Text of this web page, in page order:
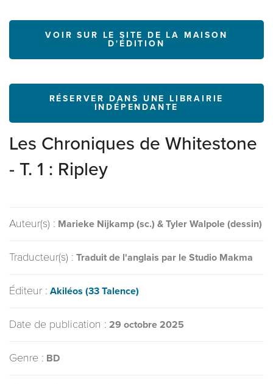
VOIR SUR LE SITE DE LA MAISON
D'ÉDITION
RÉSERVER DANS UNE LIBRAIRIE
INDÉPENDANTE
Les Chroniques de Whitestone
- T. 1 : Ripley
Auteur(s) : Marieke Nijkamp (sc.) & Tyler Walpole (dessin)
Traducteur(s) : Traduit de l'anglais par le Studio Makma
Éditeur : Akiléos (33 Talence)
Date de publication : 29 octobre 2025
Genre : BD